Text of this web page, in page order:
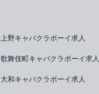
上野キャバクラボーイ求人
歌舞伎町キャバクラボーイ求人
大和キャバクラボーイ求人